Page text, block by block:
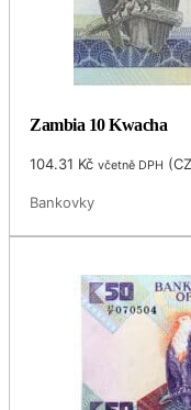
Zambia 10 Kwacha
104.31 Kč včetně DPH (
Bankovky